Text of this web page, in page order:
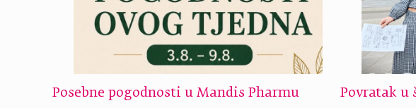
Posebne pogodnosti u Mandis Pharmu Povratak u